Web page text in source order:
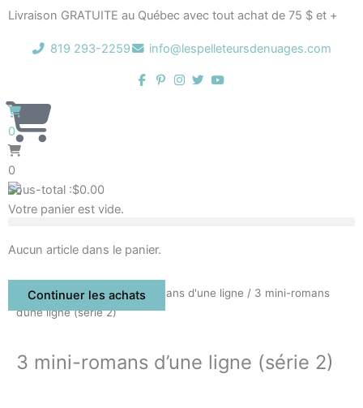
Aller
contenu
Livraison GRATUITE au Québec avec tout achat de 75 $ et +
819 293-2259 info@lespelleteursdenuages.com
0
0
Sous-total :$0.00
Votre panier est vide.
Aucun article dans le panier.
Continuer les achats
Accueil/Boutique /Mini-romans d'une ligne / 3 mini-romans
d’une ligne (série 2)
3 mini-romans d’une ligne (série 2)